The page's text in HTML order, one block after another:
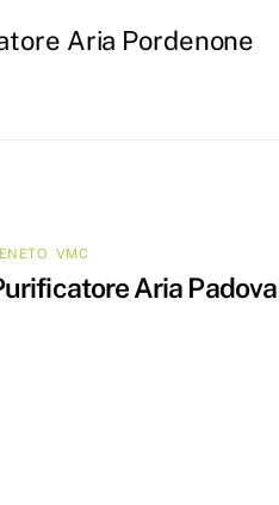
Aria Pordenone
VMC
Aria Padova